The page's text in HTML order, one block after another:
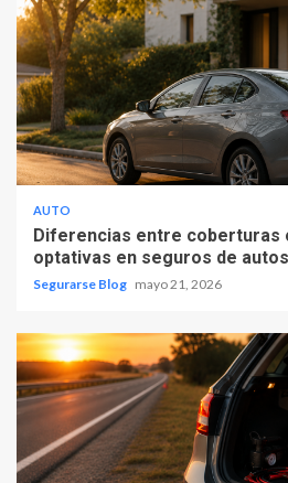
AUTO
Diferencias entre coberturas
optativas en seguros de autos
Segurarse Blog mayo 21, 2026